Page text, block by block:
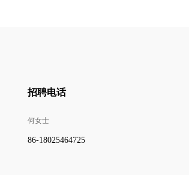
招聘电话
何女士
86-18025464725